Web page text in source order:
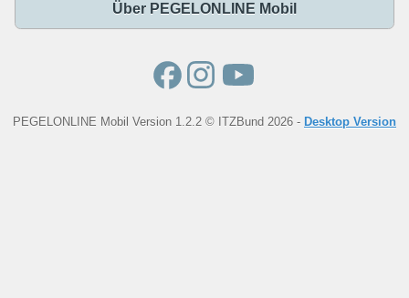
Über PEGELONLINE Mobil
PEGELONLINE Mobil Version 1.2.2 © ITZBund 2026 - Desktop Version